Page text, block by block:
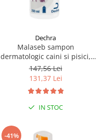
Dechra
Malaseb sampon
dermatologic caini si pisici,
250 ml
147,56 Lei
131,37 Lei
IN STOC
-41%